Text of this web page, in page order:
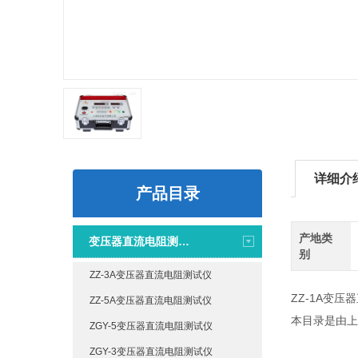
产品目录
变压器直流电阻测试仪
ZZ-3A变压器直流电阻测试仪
ZZ-5A变压器直流电阻测试仪
ZGY-5变压器直流电阻测试仪
ZGY-3变压器直流电阻测试仪
详细介
产地类
别
ZZ-1A变压
本目录是由